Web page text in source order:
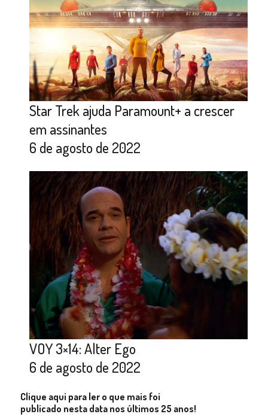
Star Trek ajuda Paramount+ a crescer
em assinantes
6 de agosto de 2022
VOY 3×14: Alter Ego
6 de agosto de 2022
Clique aqui para ler o que mais foi
publicado nesta data nos últimos 25 anos!